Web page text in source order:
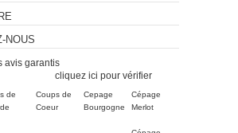
NOUS
cliquez ici pour vérifier.
de
Coups de
Coeur
Cepage
Bourgogne
Cépage
Merlot